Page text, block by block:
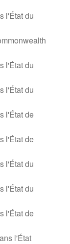
l'État du
l'État du
l'État du
l'État de
l'État de
l'État du
l'État du
l'État de
l'État